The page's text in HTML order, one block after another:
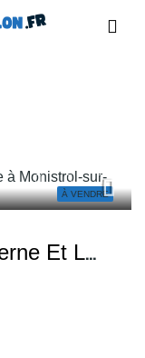
À VENDRE
Salon De Coiffure Moderne Et Lumineux